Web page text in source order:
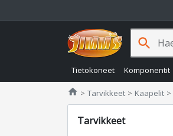
Tietokoneet Komponentit
search
home Jimms.fi
Tarvikkeet Kaapelit
Tarvikkeet